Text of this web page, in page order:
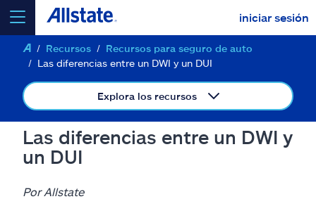
iniciar sesión
seleccionar un producto paracotizar
Select a Product
ir
Recursos
Recursos para seguro de auto
Las diferencias entre un DWI y un DUI
Explora los recursos
Las diferencias entre un DWI y
un DUI
Por Allstate